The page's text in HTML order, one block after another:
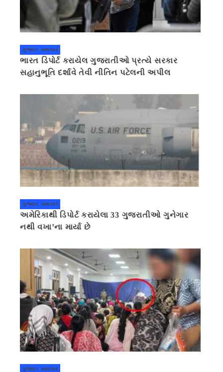
ગુજરાત સમાચાર
ભારત ડિપોર્ટ કરાયેલ ગુજરાતીઓ પ્રત્યે સરકાર
સહાનુભૂતિ દર્શાવે તેવી નીતિન પટેલની અપીલ
ગુજરાત સમાચાર
અમેરિકાથી ડિપોર્ટ કરાયેલા 33 ગુજરાતીઓ ગુનેગાર
નથી વખા’ના માર્યા છે
ગુજરાત સમાચાર